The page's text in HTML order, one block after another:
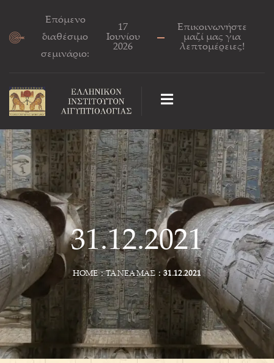
Επόμενο
διαθέσιμο
σεμινάριο:
17
Ιουνίου
2026
Επικοινωνήστε
μαζί μας για
λεπτομέρειες!
31.12.2021
HOME ΤΑ ΝΈΑ ΜΑΣ 31.12.2021